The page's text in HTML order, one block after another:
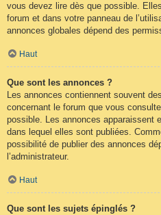
vous devez lire dès que possible.
forum et dans votre panneau de
annonces globales dépend des
Haut
Que sont les annonces ?
Les annonces contiennent souvent
concernant le forum que vous
possible. Les annonces apparaissent
dans lequel elles sont publiées.
possibilité de publier des annonces
l’administrateur.
Haut
Que sont les sujets épinglés ?